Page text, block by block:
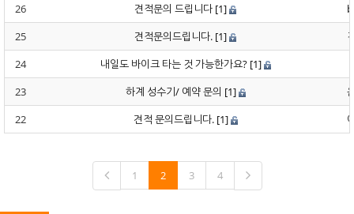
26
견적문의 드립니다 [1]
25
견적문의드립니다. [1]
24
내일도 바이크 타는 것 가능한가요? [1]
23
하계 성수기/ 예약 문의 [1]
22
견적 문의드립니다. [1]
1 2 3 4